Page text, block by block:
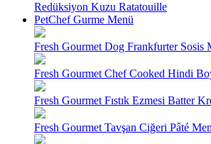
Redüksiyon Kuzu Ratatouille
PetChef Gurme Menü
Fresh Gourmet Dog Frankfurter Sosis
Fresh Gourmet Chef Cooked Hindi
Fresh Gourmet Fıstık Ezmesi Batter
Fresh Gourmet Tavşan Ciğeri Pâté